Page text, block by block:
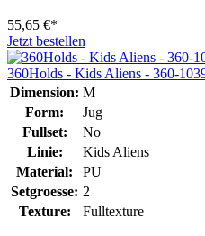
55,65 €*
Jetzt bestellen
360Holds - Kids Aliens - 360-
Dimension: M
Form:
Jug
Fullset:
No
Linie:
Kids Aliens
Material:
PU
Setgroesse: 2
Texture:
Fulltexture